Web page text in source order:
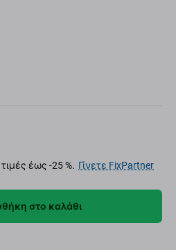
έως -25 %. Γίνετε FixPartner
στο καλάθι